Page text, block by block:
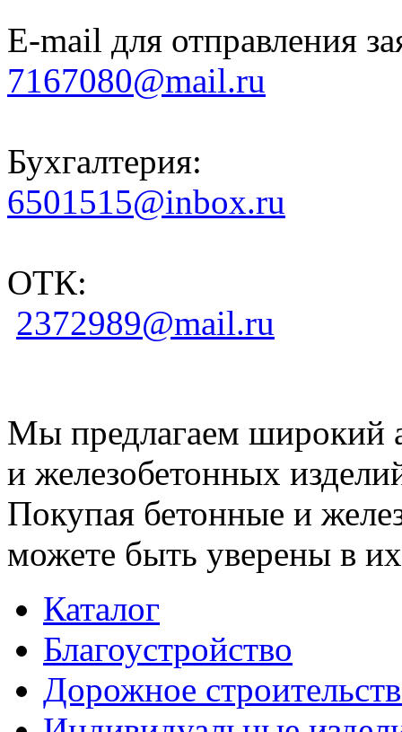
E-mail для отправления
7167080@mail.ru
Бухгалтерия:
6501515@inbox.ru
ОТК:
2372989@mail.ru
Мы предлагаем широкий
и железобетонных
Покупая бетонные и
можете быть уверены в их
Каталог
Благоустройство
Дорожное